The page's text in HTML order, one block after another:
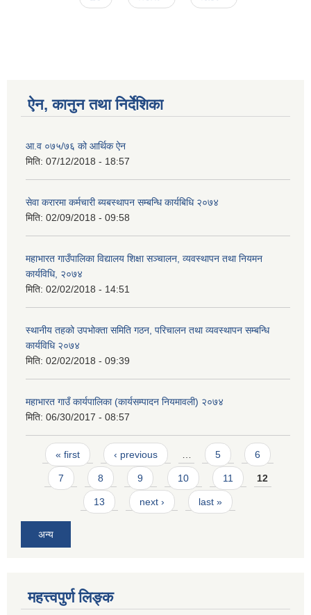
ऐन, कानुन तथा निर्देशिका
आ.व ०७५/७६ को आर्थिक ऐन
मिति: 07/12/2018 - 18:57
सेवा करारमा कर्मचारी ब्यबस्थापन सम्बन्धि कार्यबिधि २०७४
मिति: 02/09/2018 - 09:58
महाभारत गाउँपालिका विद्यालय शिक्षा सञ्चालन, व्यवस्थापन तथा नियमन
कार्यविधि, २०७४
मिति: 02/02/2018 - 14:51
स्थानीय तहको उपभोक्ता समिति गठन, परिचालन तथा व्यवस्थापन सम्बन्धि
कार्यविधि २०७४
मिति: 02/02/2018 - 09:39
महाभारत गाउँ कार्यपालिका (कार्यसम्पादन नियमावली) २०७४
मिति: 06/30/2017 - 08:57
Pages
« first ‹ previous 5 6
7 8 9 10 11 12
13 next › last »
अन्य
महत्त्वपुर्ण लिङ्क